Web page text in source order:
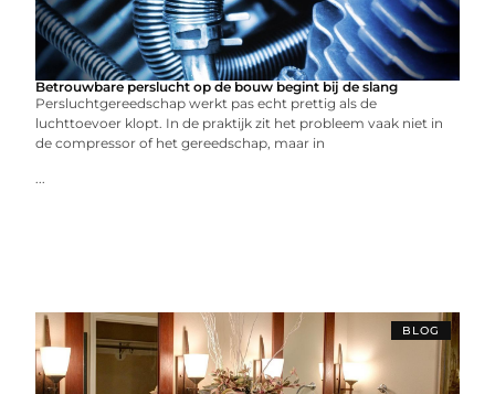
Betrouwbare perslucht op de bouw begint bij de slang
Persluchtgereedschap werkt pas echt prettig als de
luchttoevoer klopt. In de praktijk zit het probleem vaak niet in
de compressor of het gereedschap, maar in
...
BLOG